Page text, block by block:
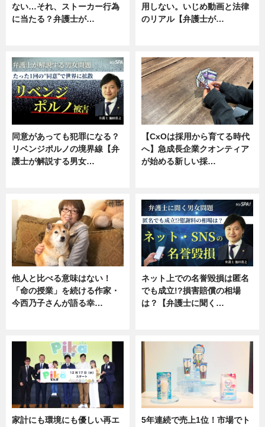
ない…それ、ストーカー行為
に当たる？弁護士が…
用しない。いじめ動画と法律
のリアル【弁護士が…
同意があっても犯罪になる？
リベンジポルノの境界線【弁
護士が解説する男女…
【CxOは採用から育てる時代
へ】急成長企業クオンティア
が始める新しい採…
他人と比べる意味はない！
「命の授業」を続ける作家・
今西乃子さんが語る幸…
ネット上での名誉毀損は匿名
でも成立!?損害賠償の相場
は？【弁護士に聞く…
家計にも環境にも優しい再エ
5年連続で売上1位！市場でト